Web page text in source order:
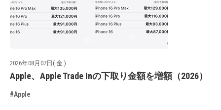
2026年08月07日( 金 )
Apple、Apple Trade Inの下取り金額を増額（2026）
#Apple